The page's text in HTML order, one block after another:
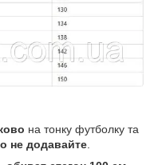
на тонку футболку та
не додавайте